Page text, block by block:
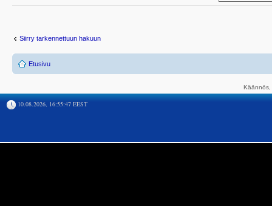
Siirry tarkennettuun hakuun
Etusivu
10.08.2026, 16:55:47 EEST